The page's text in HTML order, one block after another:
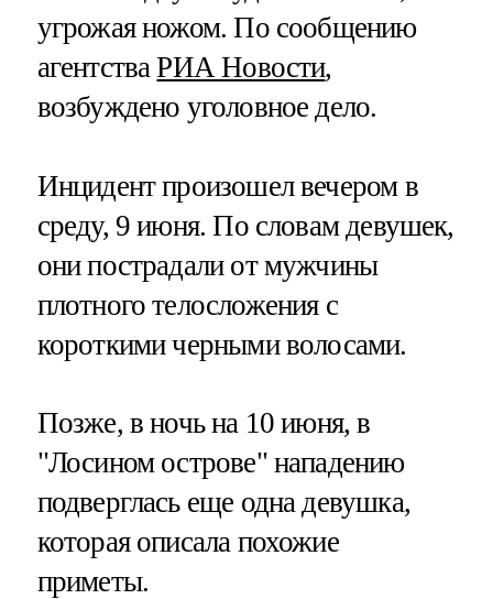
угрожая ножом. По сообщению
агентстваРИА Новости,
возбуждено уголовное дело.
Инцидент произошел вечером в
среду, 9 июня. По словам девушек,
они пострадали от мужчины
плотного телосложения с
короткими черными волосами.
Позже, в ночь на 10 июня, в
"Лосином острове" нападению
подверглась еще одна девушка,
которая описала похожие
приметы.